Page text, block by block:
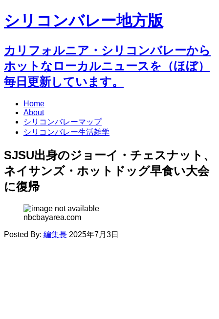
シリコンバレー地方版
カリフォルニア・シリコンバレーから
ホットなローカルニュースを（ほぼ）
毎日更新しています。
Home
About
シリコンバレーマップ
シリコンバレー生活雑学
SJSU出身のジョーイ・チェスナット、
ネイサンズ・ホットドッグ早食い大会
に復帰
nbcbayarea.com
Posted By: 編集長 2025年7月3日